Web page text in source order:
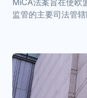
MiCA法案旨在使欧
监管的主要司法管辖